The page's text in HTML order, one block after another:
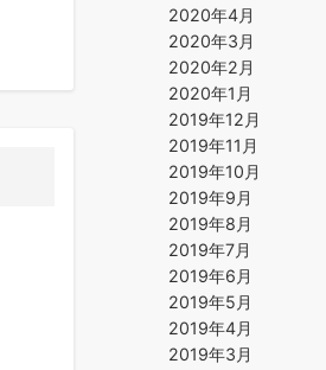
2020年4月
2020年3月
2020年2月
2020年1月
2019年12月
2019年11月
2019年10月
2019年9月
2019年8月
2019年7月
2019年6月
2019年5月
2019年4月
2019年3月